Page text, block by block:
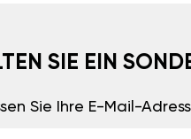
SIE EIN
Sie Ihre E-Mail-